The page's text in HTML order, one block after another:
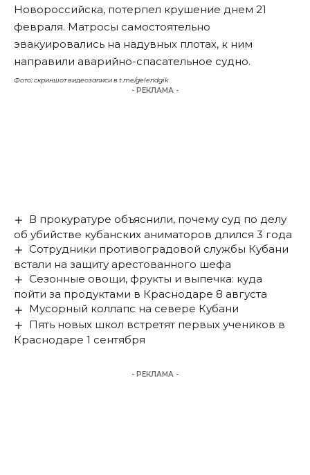
Новороссийска, потерпел крушение днем 21
февраля. Матросы самостоятельно
эвакуировались на надувных плотах, к ним
направили аварийно-спасательное судно.
Фото: скриншот видеозаписи в t.me/gelendgik
- РЕКЛАМА -
В прокуратуре объяснили, почему суд по делу
об убийстве кубанских аниматоров длился 3 года
Сотрудники противоградовой службы Кубани
встали на защиту арестованного шефа
Сезонные овощи, фрукты и выпечка: куда
пойти за продуктами в Краснодаре 8 августа
Мусорный коллапс на севере Кубани
Пять новых школ встретят первых учеников в
Краснодаре 1 сентября
- РЕКЛАМА -